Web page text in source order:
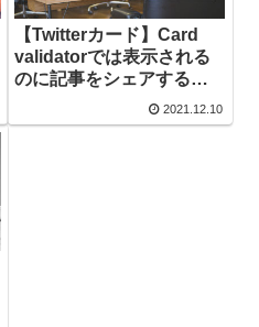
【Twitterカード】Card
validatorでは表示される
のに記事をシェアすると
URLになってしまう方向
けの話
2021.12.10